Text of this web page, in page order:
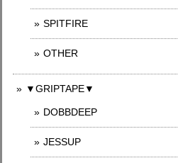
SPITFIRE
OTHER
▼GRIPTAPE▼
DOBBDEEP
JESSUP